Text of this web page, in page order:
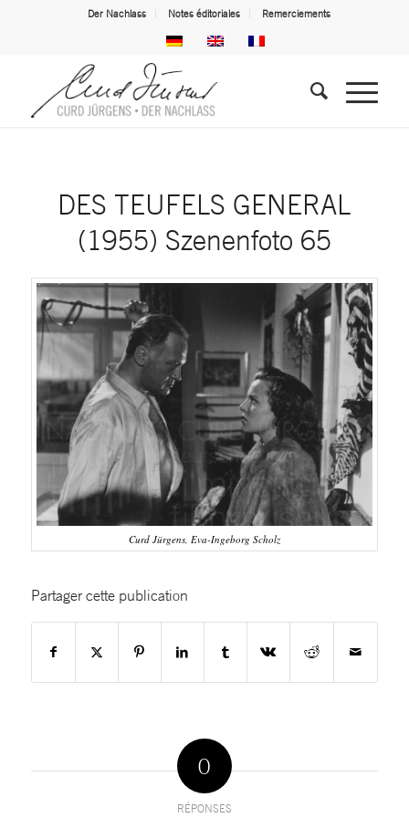
Der Nachlass Notes éditoriales Remerciements
DES TEUFELS GENERAL
(1955) Szenenfoto 65
Curd Jürgens, Eva-Ingeborg Scholz
Partager cette publication
0
RÉPONSES